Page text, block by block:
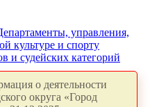
управления,
культуре и спорту
и судейских категорий
о деятельности
округа «Город